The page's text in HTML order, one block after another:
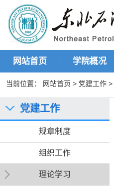
网站首页 学院概况
当前位置： 网站首页 > 党建工作 >
党建工作
规章制度
组织工作
理论学习